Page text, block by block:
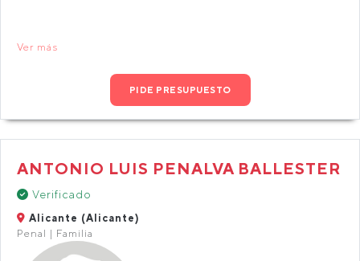
Ver más
PIDE PRESUPUESTO
ANTONIO LUIS PENALVA BALLESTER
Verificado
Alicante (Alicante)
Penal | Familia